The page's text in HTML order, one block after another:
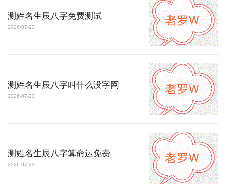
测姓名生辰八字免费测试
2026-07-23
测姓名生辰八字叫什么没字网
2026-07-23
测姓名生辰八字算命运免费
2026-07-23